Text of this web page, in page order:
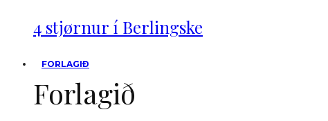
4 stjørnur í Berlingske
FORLAGIÐ
Forlagið